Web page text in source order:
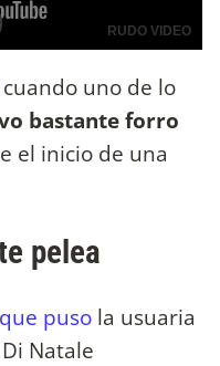
cuando uno de lo
bastante forro
el inicio de una
pelea
puso la usuaria
Natale